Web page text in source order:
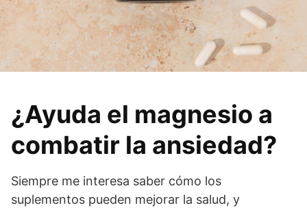
¿Ayuda el magnesio a
combatir la ansiedad?
Siempre me interesa saber cómo los
suplementos pueden mejorar la salud, y